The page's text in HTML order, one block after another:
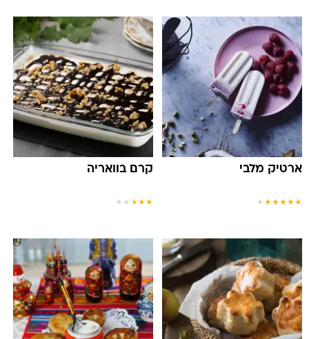
ארטיק מלבי
★
★
★
★
★
★
קרם בוואריה
★
★
★
★
★